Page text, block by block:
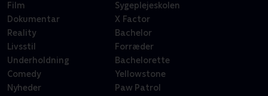
Film
Dokumentar
Reality
Livsstil
Underholdning
Comedy
Nyheder
Sygeplejeskolen
X Factor
Bachelor
Forræder
Bachelorette
Yellowstone
Paw Patrol